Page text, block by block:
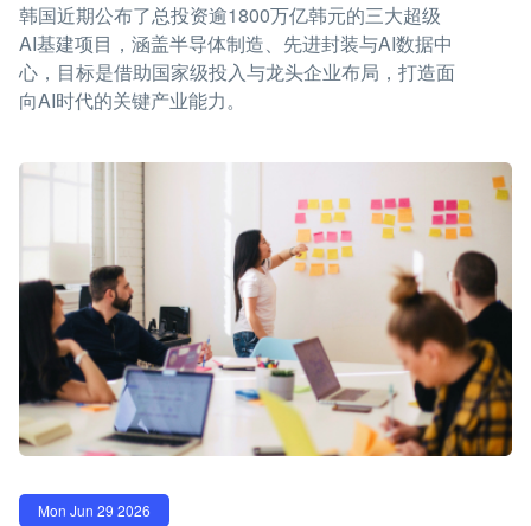
韩国近期公布了总投资逾1800万亿韩元的三大超级
AI基建项目，涵盖半导体制造、先进封装与AI数据中
心，目标是借助国家级投入与龙头企业布局，打造面
向AI时代的关键产业能力。
Mon Jun 29 2026